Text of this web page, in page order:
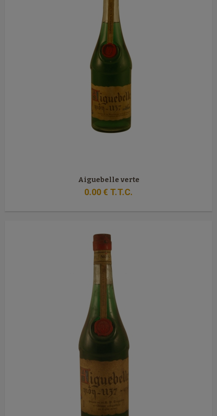
Aiguebelle verte
0.00€ T.T.C.